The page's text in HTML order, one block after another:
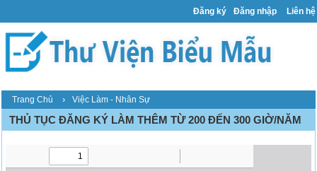
Đăng ký Đăng nhập Liên hệ
Trang Chủ › Việc Làm - Nhân Sự
THỦ TỤC ĐĂNG KÝ LÀM THÊM TỪ 200 ĐẾN 300 GIỜ/NĂM